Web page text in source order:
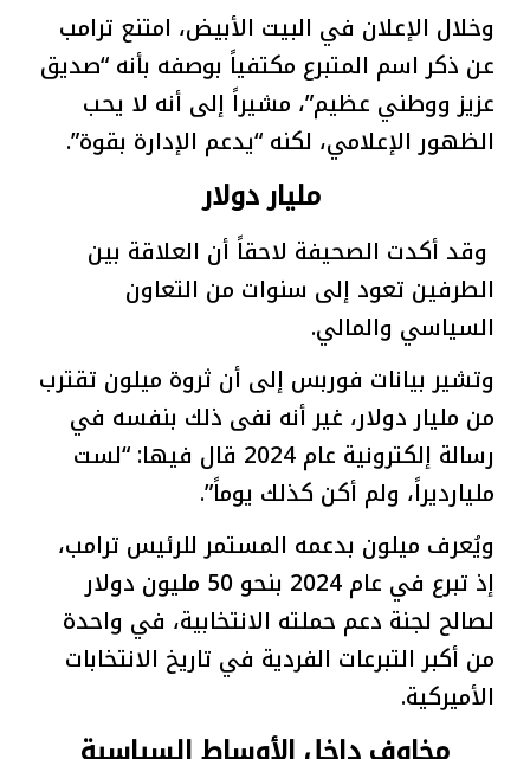
وخلال الإعلان في البيت الأبيض، امتنع ترامب
عن ذكر اسم المتبرع مكتفياً بوصفه بأنه “صديق
عزيز ووطني عظيم”، مشيراً إلى أنه لا يحب
الظهور الإعلامي، لكنه “يدعم الإدارة بقوة”.
مليار دولار
وقد أكدت الصحيفة لاحقاً أن العلاقة بين
الطرفين تعود إلى سنوات من التعاون
السياسي والمالي.
وتشير بيانات فوربس إلى أن ثروة ميلون تقترب
من مليار دولار، غير أنه نفى ذلك بنفسه في
رسالة إلكترونية عام 2024 قال فيها: “لست
مليارديراً، ولم أكن كذلك يوماً”.
ويُعرف ميلون بدعمه المستمر للرئيس ترامب،
إذ تبرع في عام 2024 بنحو 50 مليون دولار
لصالح لجنة دعم حملته الانتخابية، في واحدة
من أكبر التبرعات الفردية في تاريخ الانتخابات
الأميركية.